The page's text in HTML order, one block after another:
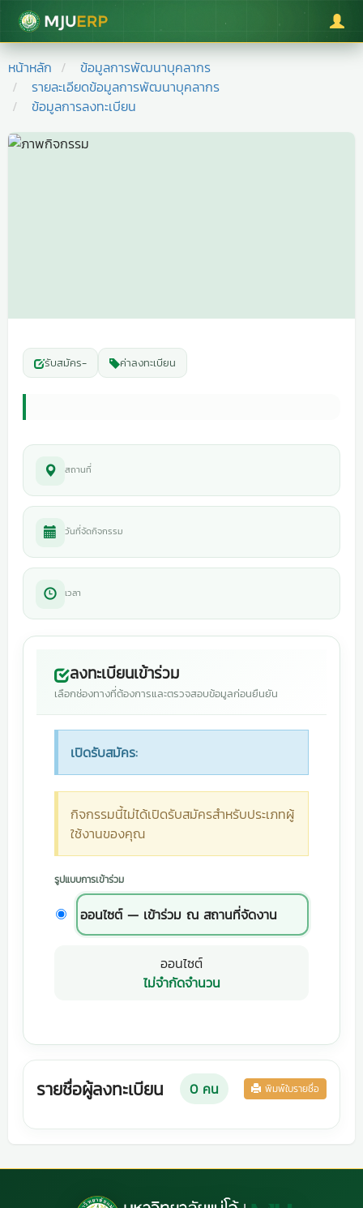
มหาวิทยาลัยแม่โจ้
หน้าหลัก
ข้อมูลการพัฒนาบุคลากร
รายละเอียดข้อมูลการพัฒนาบุคลากร
ข้อมูลการลงทะเบียน
รับสมัคร- ค่าลงทะเบียน
สถานที่
วันที่จัดกิจกรรม
เวลา
ลงทะเบียนเข้าร่วม
เลือกช่องทางที่ต้องการและตรวจสอบข้อมูลก่อนยืนยัน
เปิดรับสมัคร:
กิจกรรมนี้ไม่ได้เปิดรับสมัครสำหรับประเภทผู้
ใช้งานของคุณ
รูปแบบการเข้าร่วม
ออนไซต์ — เข้าร่วม ณ สถานที่จัดงาน
ออนไซต์
ไม่จำกัดจำนวน
รายชื่อผู้ลงทะเบียน 0คน พิมพ์ใบรายชื่อ